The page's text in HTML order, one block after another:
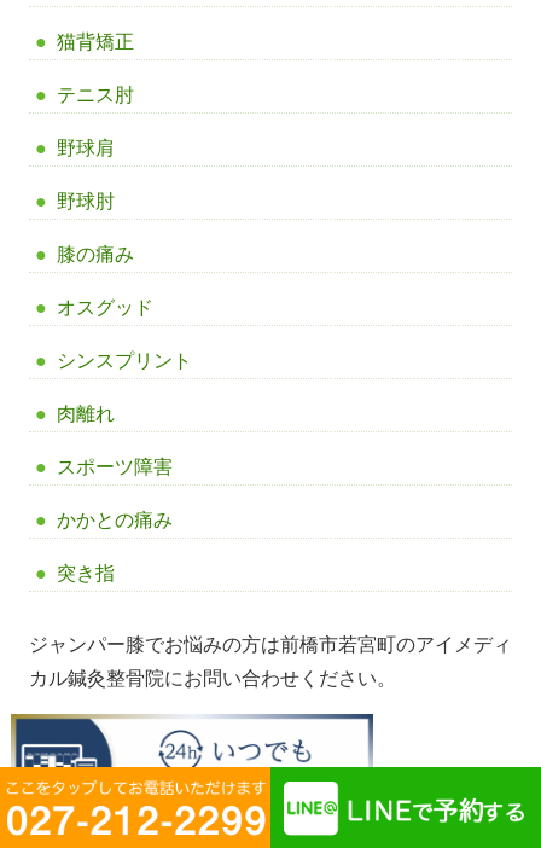
猫背矯正
テニス肘
野球肩
野球肘
膝の痛み
オスグッド
シンスプリント
肉離れ
スポーツ障害
かかとの痛み
突き指
ジャンパー膝でお悩みの方は前橋市若宮町のアイメディ
カル鍼灸整骨院にお問い合わせください。